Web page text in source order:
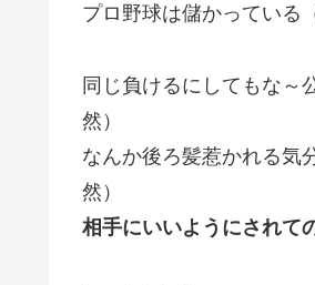
プロ野球は儲かっている
同じ負けるにしてもな～
然）
なんか後ろ髪惹かれる気
然）
相手にいいようにされて